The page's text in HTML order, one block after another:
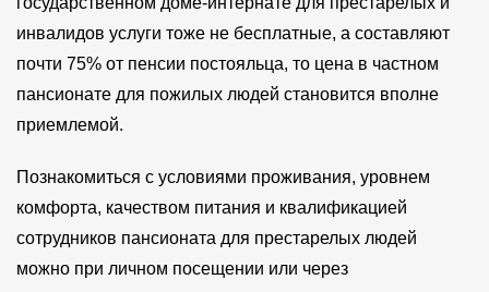
инвалидов услуги тоже не бесплатные, а составляют
почти 75% от пенсии постояльца, то цена в частном
пансионате для пожилых людей становится вполне
приемлемой.
Познакомиться с условиями проживания, уровнем
комфорта, качеством питания и квалификацией
сотрудников пансионата для престарелых людей
можно при личном посещении или через